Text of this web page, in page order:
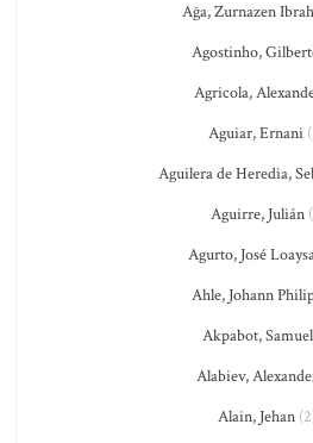
Ağa, Zurnazen
Agostinho,
Agricola,
Aguiar, Ernani
Aguilera de Heredia,
Aguirre, Julián
Agurto, José
Ahle, Johann
Akpabot, Samuel
Alabiev,
Alain, Jehan